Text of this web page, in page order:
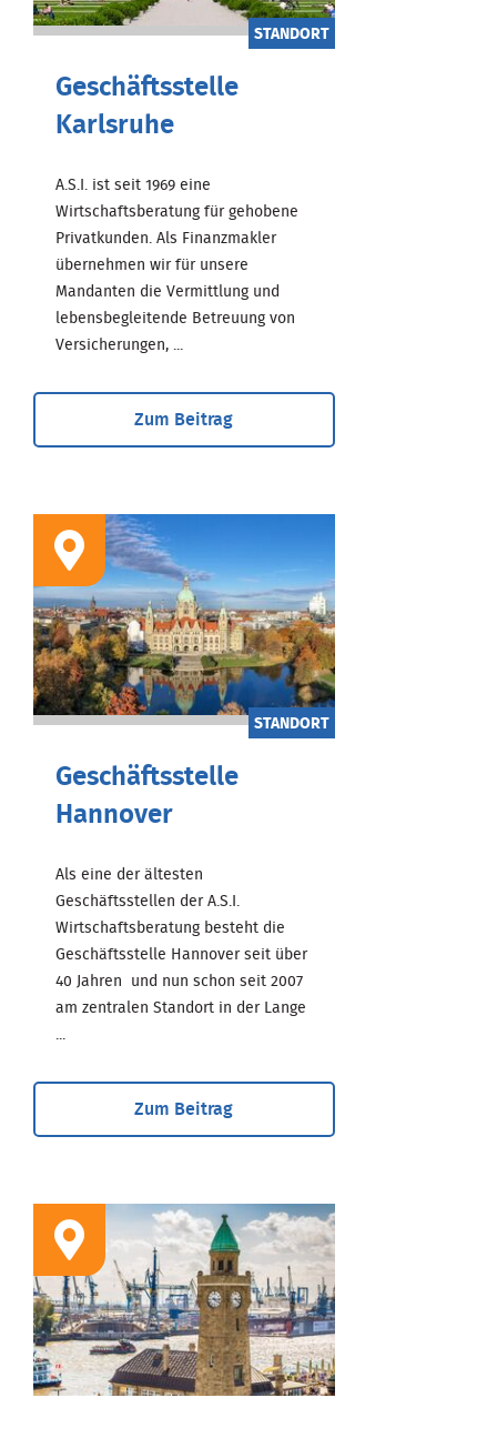
STANDORT
Geschäftsstelle
Karlsruhe
A.S.I. ist seit 1969 eine
Wirtschaftsberatung für gehobene
Privatkunden. Als Finanzmakler
übernehmen wir für unsere
Mandanten die Vermittlung und
lebensbegleitende Betreuung von
Versicherungen, ...
Zum Beitrag
STANDORT
Geschäftsstelle
Hannover
Als eine der ältesten
Geschäftsstellen der A.S.I.
Wirtschaftsberatung besteht die
Geschäftsstelle Hannover seit über
40 Jahren und nun schon seit 2007
am zentralen Standort in der Lange
Zum Beitrag